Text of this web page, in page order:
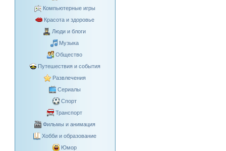
Компьютерные игры
Красота и здоровье
Люди и блоги
Музыка
Общество
Путешествия и события
Развлечения
Сериалы
Спорт
Транспорт
Фильмы и анимация
Хобби и образование
Юмор